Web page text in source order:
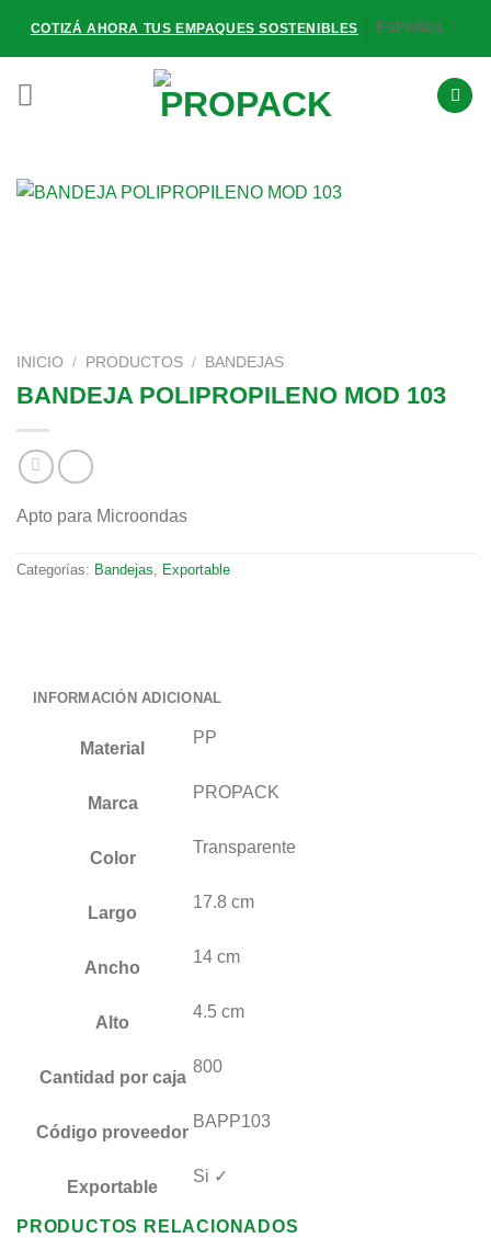
COTIZÁ AHORA TUS EMPAQUES SOSTENIBLES ESPAÑOL
INICIO / PRODUCTOS / BANDEJAS
BANDEJA POLIPROPILENO MOD 103
Apto para Microondas
Categorías: Bandejas Exportable
INFORMACIÓN ADICIONAL
Material
PP
Marca
PROPACK
Color
Transparente
Largo
17.8 cm
Ancho
14 cm
Alto
4.5 cm
Cantidad por caja
800
Código proveedor
BAPP103
Exportable
Si ✓
PRODUCTOS RELACIONADOS